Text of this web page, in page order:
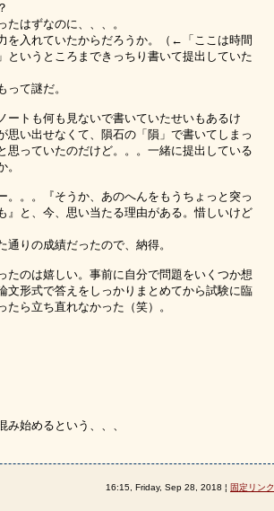
はずなのに、、、。
を入れていたからだろうか。（←「ここは時間
というところまできっちり書いて提出していた
って謎だ。
ートも何も見ないで書いていたせいもあるけ
思い出せなくて、隕石の「隕」で書いてしまっ
思っていたのだけど。。。一緒に提出している
。。。『そうか、あのへんをもうちょっと突っ
』と、今、思い当たる理由がある。惜しいけど
通りの成績だったので、納得。
たのは嬉しい。事前に自分で問題をいくつか想
文形式で答えをしっかりまとめてから試験に臨
ら立ち直れなかった（笑）。
み始めるという、、、
16:15, Friday, Sep 28, 2018 ¦ 固定リンク